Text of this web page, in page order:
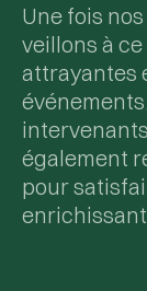
Une fois
veillons à
attrayantes
également
pour
enrichissant